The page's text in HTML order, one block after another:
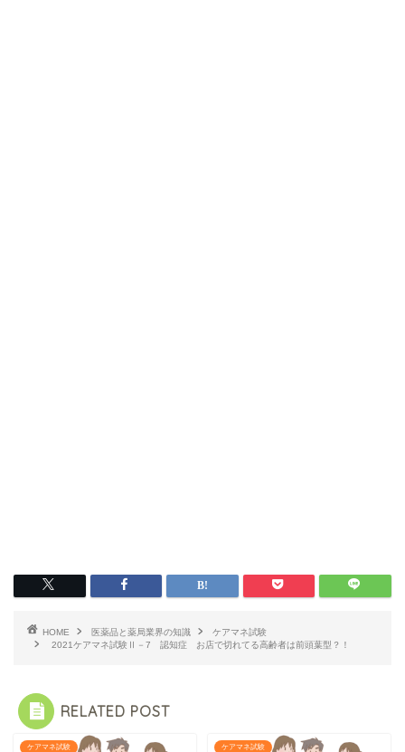
HOME 医薬品と薬局業界の知識
ケアマネ試験
2021ケアマネ試験Ⅱ－7 認知症 お店で切れてる高齢者は前頭葉型？！
RELATED POST
ケアマネ試験 ケアマネ試験